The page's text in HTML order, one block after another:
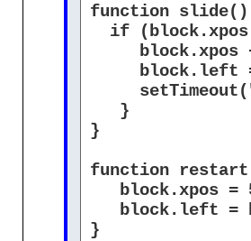
function
if (block.xpos
block.xpos
block.left =
}
}
function
block.xpos =
block.left =
}